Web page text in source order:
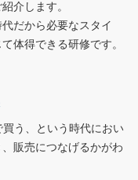
介します。
だから必要なスタイ
体得できる研修です。
う、という時代におい
販売につなげるかがわ